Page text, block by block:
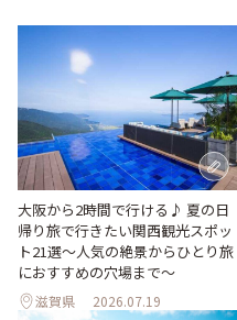
大阪から2時間で行ける♪ 夏の日
帰り旅で行きたい関西観光スポッ
ト21選～人気の絶景からひとり旅
におすすめの穴場まで～
滋賀県 2026.07.19